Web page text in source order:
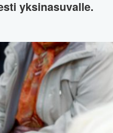
yksinasuvalle.